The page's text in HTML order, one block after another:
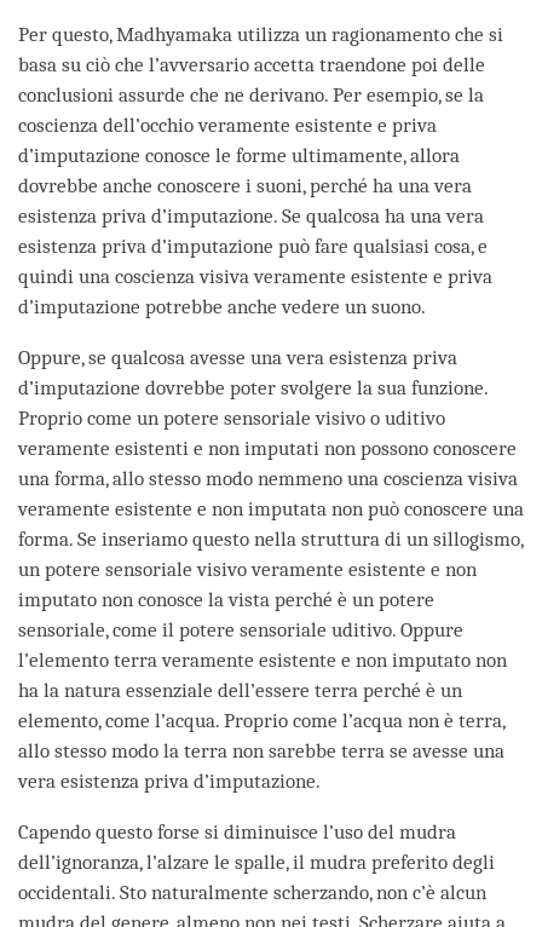
Per questo, Madhyamaka utilizza un ragionamento che si
basa su ciò che l’avversario accetta traendone poi delle
conclusioni assurde che ne derivano. Per esempio, se la
coscienza dell’occhio veramente esistente e priva
d’imputazione conosce le forme ultimamente, allora
dovrebbe anche conoscere i suoni, perché ha una vera
esistenza priva d’imputazione. Se qualcosa ha una vera
esistenza priva d’imputazione può fare qualsiasi cosa, e
quindi una coscienza visiva veramente esistente e priva
d’imputazione potrebbe anche vedere un suono.
Oppure, se qualcosa avesse una vera esistenza priva
d’imputazione dovrebbe poter svolgere la sua funzione.
Proprio come un potere sensoriale visivo o uditivo
veramente esistenti e non imputati non possono conoscere
una forma, allo stesso modo nemmeno una coscienza visiva
veramente esistente e non imputata non può conoscere una
forma. Se inseriamo questo nella struttura di un sillogismo,
un potere sensoriale visivo veramente esistente e non
imputato non conosce la vista perché è un potere
sensoriale, come il potere sensoriale uditivo. Oppure
l’elemento terra veramente esistente e non imputato non
ha la natura essenziale dell’essere terra perché è un
elemento, come l’acqua. Proprio come l’acqua non è terra,
allo stesso modo la terra non sarebbe terra se avesse una
vera esistenza priva d’imputazione.
Capendo questo forse si diminuisce l’uso del mudra
dell’ignoranza, l’alzare le spalle, il mudra preferito degli
occidentali. Sto naturalmente scherzando, non c’è alcun